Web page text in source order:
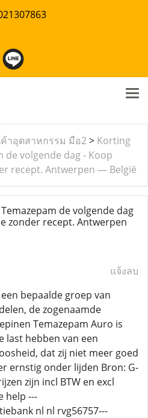
าอุตสาหกรรม มือ2> Korting
de volgende dag - Koop
recept. Antwerpen — België
de volgende dag
zonder recept. Antwerpen
แจ้งลบ
bepaalde groep van
de zogenaamde
Temazepam Auro is
last hebben van een
dat zij niet meer goed
ernstig onder lijden Bron: G-
zijn incl BTW en excl
help ---
nl nl rvg56757---